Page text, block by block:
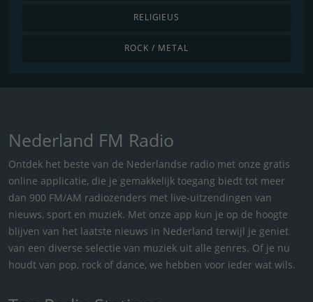
RELIGIEUS
ROCK / METAL
Nederland FM Radio
Ontdek het beste van de Nederlandse radio met onze gratis
online applicatie, die je gemakkelijk toegang biedt tot meer
dan 900 FM/AM radiozenders met live-uitzendingen van
nieuws, sport en muziek. Met onze app kun je op de hoogte
blijven van het laatste nieuws in Nederland terwijl je geniet
van een diverse selectie van muziek uit alle genres. Of je nu
houdt van pop, rock of dance, we hebben voor ieder wat wils.